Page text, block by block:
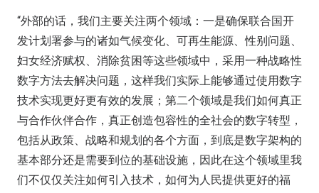
“外部的话，我们主要关注两个领域：一是确保联合国开
发计划署参与的诸如气候变化、可再生能源、性别问题、
妇女经济赋权、消除贫困等这些领域中，采用一种战略性
数字方法去解决问题，这样我们实际上能够通过使用数字
技术实现更好更有效的发展；第二个领域是我们如何真正
与合作伙伴合作，真正创造包容性的全社会的数字转型，
包括从政策、战略和规划的各个方面，到底是数字架构的
基本部分还是需要到位的基础设施，因此在这个领域里我
们不仅仅关注如何引入技术，如何为人民提供更好的福